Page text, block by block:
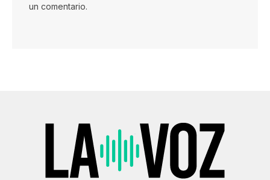
un comentario.